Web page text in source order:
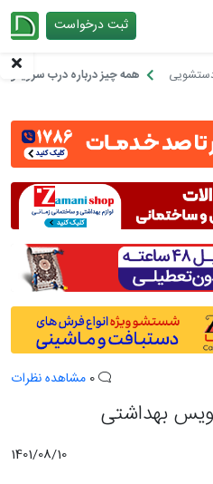
ثبت درخواست
همه چیز درباره درب سرویس
مشاهده نظرات
بهداشتی
1401/08/10